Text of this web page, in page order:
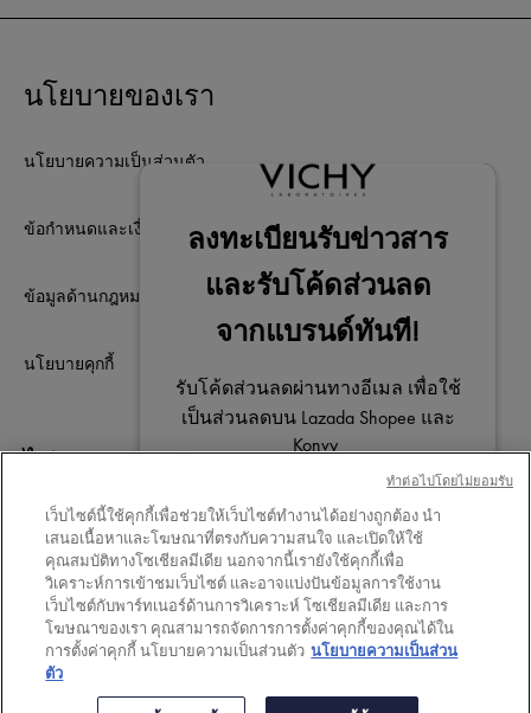
นโยบายของเรา
นโยบายความเป็นส่วนตัว
ข้อกำหนดและเงื่อนไขการใช้เว็บไซต์
ข้อมูลด้านกฎหมาย
นโยบายคุกกี้
ไม่พลาดการติดต่อ
Your privacy
เว็บไซต์นี้ใช้คุกกี้เพื่อช่วยให้เว็บไซต์ทำงานได้อย่างถูกต้อง นำ
เสนอเนื้อหาและโฆษณาที่ตรงกับความสนใจ และเปิดให้ใช้
คุณสมบัติทางโซเชียลมีเดีย นอกจากนี้เรายังใช้คุกกี้เพื่อ
วิเคราะห์การเข้าชมเว็บไซต์ และอาจแบ่งปันข้อมูลการใช้งาน
เว็บไซต์กับพาร์ทเนอร์ด้านการวิเคราะห์ โซเชียลมีเดีย และการ
โฆษณาของเรา คุณสามารถจัดการการตั้งค่าคุกกี้ของคุณได้ใน
การตั้งค่าคุกกี้ นโยบายความเป็นส่วนตัว นโยบายความเป็นส่วน
ตัว
ทําต่อไปโดยไม่ยอมรับ